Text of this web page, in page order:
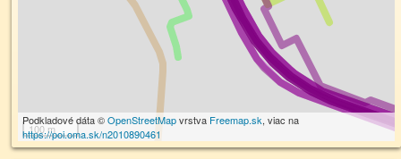
100 m
Podkladové dáta ©OpenStreetMapvrstva Freemap.sk, viac na
https://poi.oma.sk/n2010890461